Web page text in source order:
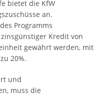
bietet die KfW
an.
Programms
Kredit von
gewährt werden, mit
20%.
und
muss die